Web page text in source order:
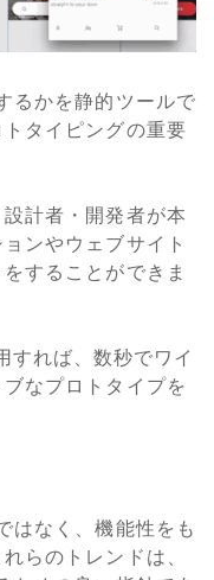
るかを静的ツールで
タイピングの重要
計者・開発者が本
ンやウェブサイト
することができま
れば、数秒でワイ
なプロトタイプを
はなく、機能性をも
らのトレンドは、